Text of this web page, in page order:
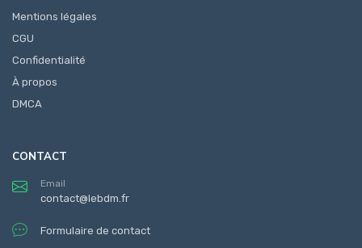
Mentions légales
CGU
Confidentialité
À propos
DMCA
CONTACT
Email
contact@lebdm.fr
Formulaire de contact